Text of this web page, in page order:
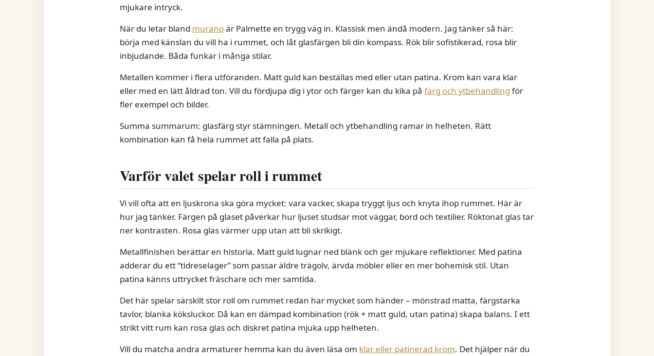
mjukare intryck.
När du letar bland muranoär Palmette en trygg väg in. Klassisk men ändå modern. Jag tänker så här:
börja med känslan du vill ha i rummet, och låt glasfärgen bli din kompass. Rök blir sofistikerad, rosa blir
inbjudande. Båda funkar i många stilar.
Metallen kommer i flera utföranden. Matt guld kan beställas med eller utan patina. Krom kan vara klar
eller med en lätt åldrad ton. Vill du fördjupa dig i ytor och färger kan du kika på färg och ytbehandling för
fler exempel och bilder.
Summa summarum: glasfärg styr stämningen. Metall och ytbehandling ramar in helheten. Rätt
kombination kan få hela rummet att falla på plats.
Varför valet spelar roll i rummet
Vi vill ofta att en ljuskrona ska göra mycket: vara vacker, skapa tryggt ljus och knyta ihop rummet. Här är
hur jag tänker. Färgen på glaset påverkar hur ljuset studsar mot väggar, bord och textilier. Röktonat glas tar
ner kontrasten. Rosa glas värmer upp utan att bli skrikigt.
Metallfinishen berättar en historia. Matt guld lugnar ned blänk och ger mjukare reflektioner. Med patina
adderar du ett “tidreselager” som passar äldre trägolv, ärvda möbler eller en mer bohemisk stil. Utan
patina känns uttrycket fräschare och mer samtida.
Det här spelar särskilt stor roll om rummet redan har mycket som händer – mönstrad matta, färgstarka
tavlor, blanka köksluckor. Då kan en dämpad kombination (rök + matt guld, utan patina) skapa balans. I ett
strikt vitt rum kan rosa glas och diskret patina mjuka upp helheten.
Vill du matcha andra armaturer hemma kan du även läsa om klar eller patinerad krom. Det hjälper när du